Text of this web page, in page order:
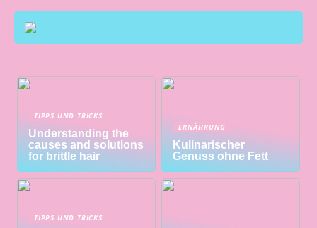
TIPPS UND TRICKS
Understanding the
causes and solutions
for brittle hair
ERNÄHRUNG
Kulinarischer
Genuss ohne Fett
TIPPS UND TRICKS